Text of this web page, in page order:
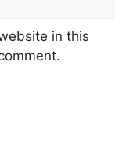
in this